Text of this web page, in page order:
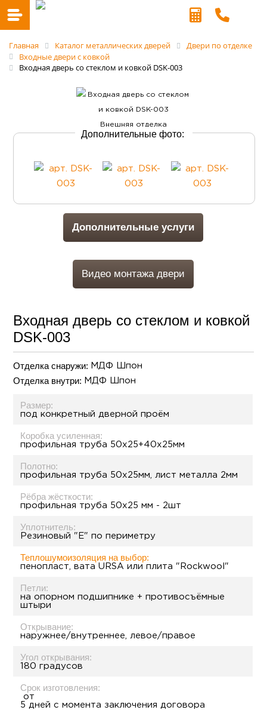
Главная Каталог металлических дверей
Двери по отделке
Входные двери с ковкой
Входная дверь со стеклом и ковкой DSK-003
Дополнительные фото:
Дополнительные услуги
Видео монтажа двери
Входная дверь со стеклом и ковкой
DSK-003
Отделка снаружи: МДФ Шпон
Отделка внутри: МДФ Шпон
Размер:
под конкретный дверной проём
Коробка усиленная:
профильная труба 50х25+40х25мм
Полотно:
профильная труба 50х25мм, лист металла 2мм
Рёбра жёсткости:
профильная труба 50х25 мм - 2шт
Уплотнитель:
Резиновый "Е" по периметру
Теплошумоизоляция на выбор:
пенопласт, вата URSA или плита "Rockwool"
Петли:
на опорном подшипнике + противосъёмные
штыри
Открывание:
наружнее/внутреннее, левое/правое
Угол открывания:
180 градусов
Срок изготовления:
от
5 дней с момента заключения договора